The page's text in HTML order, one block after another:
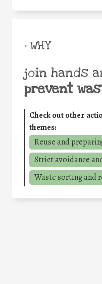
• WHY
join hands
prevent
Check out other
themes:
Reuse and
Strict avoidance
Waste sorting and